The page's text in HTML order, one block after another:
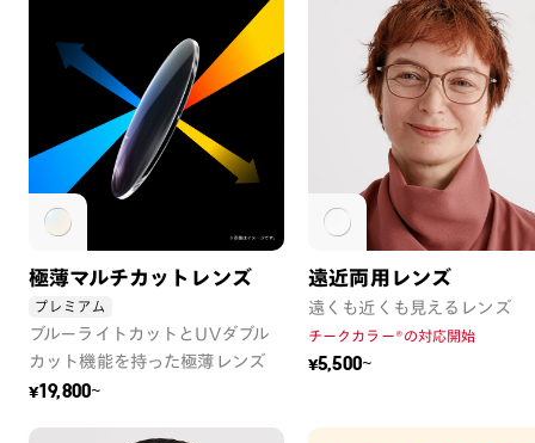
極薄マルチカットレンズ
プレミアム
ブルーライトカットとUVダブル
カット機能を持った極薄レンズ
¥19,800~
遠近両用レンズ
遠くも近くも見えるレンズ
チークカラー®の対応開始
¥5,500~